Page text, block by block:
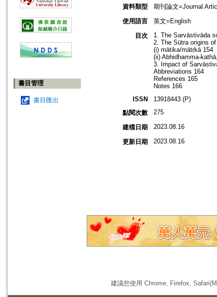
書目管理
書目匯出
資料類型
期刊論文=Journal
使用語言
英文=English
目次
1. The Sarvāstivāda
2. The Sūtra origins
(i) mātika/mātṛkā 154
(ii) Abhidhamma-
3. Impact of
Abbreviations 164
References 165
Notes 166
ISSN
13918443 (P)
點閱次數
275
建檔日期 2023.08.16
更新日期 2023.08.16
建議您使用 Chrome, Firefox,